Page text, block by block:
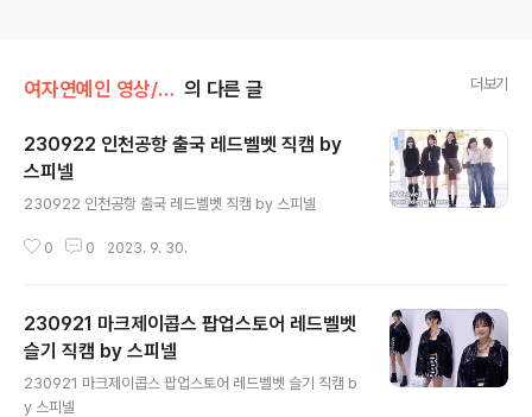
여자연예인 영상/레드벨벳 의 다른 글 더보기
230922 인천공항 출국 레드벨벳 직캠 by
스피넬
230922 인천공항 출국 레드벨벳 직캠 by 스피넬
0 0 2023. 9. 30.
230921 마크제이콥스 팝업스토어 레드벨벳
슬기 직캠 by 스피넬
230921 마크제이콥스 팝업스토어 레드벨벳 슬기 직캠 b
y 스피넬